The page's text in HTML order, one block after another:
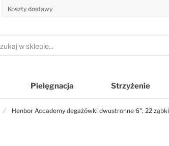
Koszty dostawy
Pielęgnacja Strzyżenie
Henbor Accademy degażówki dwustronne 6", 22 ząbki